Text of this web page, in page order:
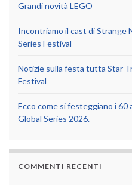
Grandi novità LEGO
Incontriamo il cast di Strange
Series Festival
Notizie sulla festa tutta Star
Festival
Ecco come si festeggiano i 60
Global Series 2026.
COMMENTI RECENTI